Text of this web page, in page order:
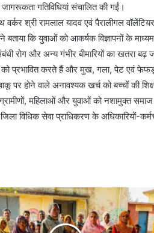
जागरूकता गतिविधियां संचालित की गईं।
वर्कर श्री रामलाल यादव एवं पैरालीगल
बताया कि युवाओं को आकर्षक विज्ञापनों के
रोग और अन्य गंभीर बीमारियों का खतरा बढ़
को प्रभावित करते हैं और मुख, गला, पेट एवं
पर होने वाले अनावश्यक खर्च को बच्चों की
महिलाओं और युवाओं को नशामुक्त
विधिक सेवा प्राधिकरण के अधिकारियों-